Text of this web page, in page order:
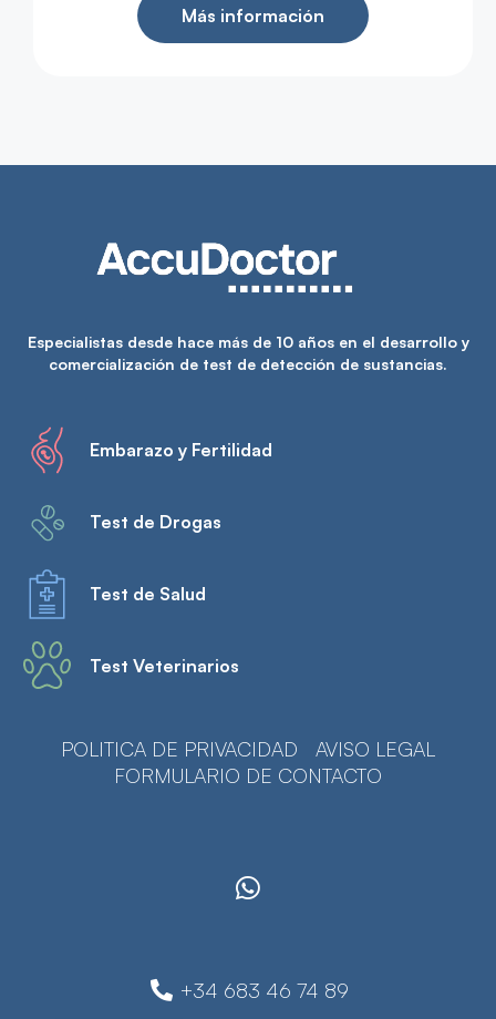
Más información
Especialistas desde hace más de 10 años en el desarrollo y
comercialización de test de detección de sustancias.
Embarazo y Fertilidad
Test de Drogas
Test de Salud
Test Veterinarios
POLITICA DE PRIVACIDAD
AVISO LEGAL
FORMULARIO DE CONTACTO
+34 683 46 74 89